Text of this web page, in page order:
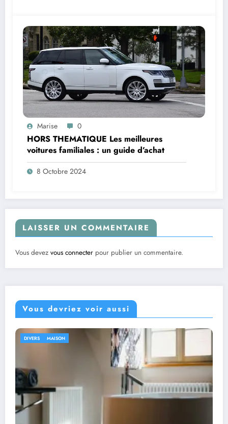
Marise 0
HORS THEMATIQUE Les meilleures
voitures familiales : un guide d’achat
8 Octobre 2024
LAISSER UN COMMENTAIRE
Vous devez vous connecter pour publier un commentaire.
Vous devriez voir aussi